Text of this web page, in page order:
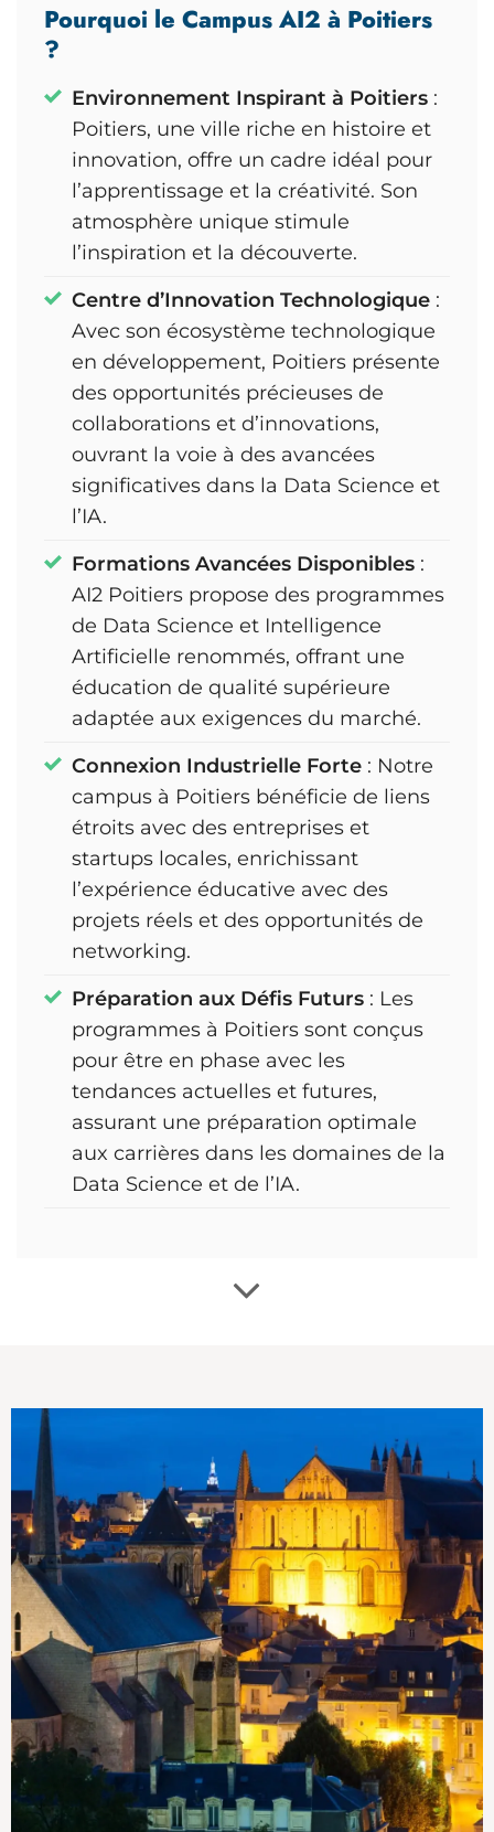
Pourquoi le Campus AI2 à Poitiers
?
Environnement Inspirant à Poitiers :
Poitiers, une ville riche en histoire et
innovation, offre un cadre idéal pour
l’apprentissage et la créativité. Son
atmosphère unique stimule
l’inspiration et la découverte.
Centre d’Innovation Technologique :
Avec son écosystème technologique
en développement, Poitiers présente
des opportunités précieuses de
collaborations et d’innovations,
ouvrant la voie à des avancées
significatives dans la Data Science et
l’IA.
Formations Avancées Disponibles :
AI2 Poitiers propose des programmes
de Data Science et Intelligence
Artificielle renommés, offrant une
éducation de qualité supérieure
adaptée aux exigences du marché.
Connexion Industrielle Forte : Notre
campus à Poitiers bénéficie de liens
étroits avec des entreprises et
startups locales, enrichissant
l’expérience éducative avec des
projets réels et des opportunités de
networking.
Préparation aux Défis Futurs : Les
programmes à Poitiers sont conçus
pour être en phase avec les
tendances actuelles et futures,
assurant une préparation optimale
aux carrières dans les domaines de la
Data Science et de l’IA.